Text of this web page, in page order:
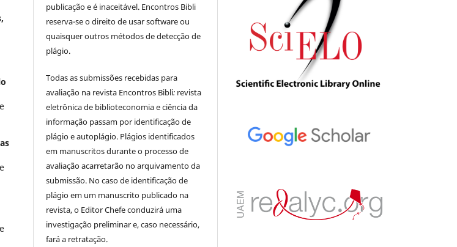
publicação e é inaceitável. Encontros Bibli
reserva-se o direito de usar software ou
quaisquer outros métodos de detecção de
plágio.
Todas as submissões recebidas para
avaliação na revista Encontros Bibli: revista
eletrônica de biblioteconomia e ciência da
informação passam por identificação de
plágio e autoplágio. Plágios identificados
em manuscritos durante o processo de
avaliação acarretarão no arquivamento da
submissão. No caso de identificação de
plágio em um manuscrito publicado na
revista, o Editor Chefe conduzirá uma
investigação preliminar e, caso necessário,
fará a retratação.